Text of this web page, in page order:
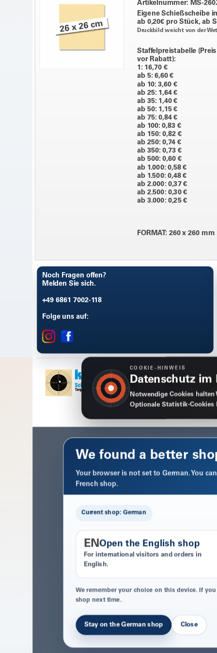
Artikelnummer: MS-
Eigene Schießscheibe
ab 0,20€ pro Stück, ab
Druckbild weicht von der
Staffelpreistabelle
vor Rabatt):
1: 16,70 €
ab 5: 6,60 €
ab 10: 3,60 €
ab 25: 1,64 €
ab 35: 1,40 €
ab 50: 1,15 €
ab 75: 0,84 €
ab 100: 0,83 €
ab 150: 0,82 €
ab 250: 0,74 €
ab 350: 0,73 €
ab 500: 0,60 €
ab 1.000: 0,58 €
ab 1.500: 0,48 €
ab 2.000: 0,37 €
ab 2.500: 0,30 €
ab 3.000: 0,25 €
FORMAT: 260 x 260 mm
Noch Fragen offen?
Melden Sie sich.
+49 6861 7002-118
Folge uns auf:
We found a better
Your browser is not set to German. You
French shop.
Current shop: German
ENOpen the English shop
For international visitors and orders in
English.
We remember your choice on this device. If
shop next time.
Stay on the German shop Close
COOKIE-HINWEIS
Datenschutz im
Notwendige Cookies halten
Optionale Statistik-Cookies